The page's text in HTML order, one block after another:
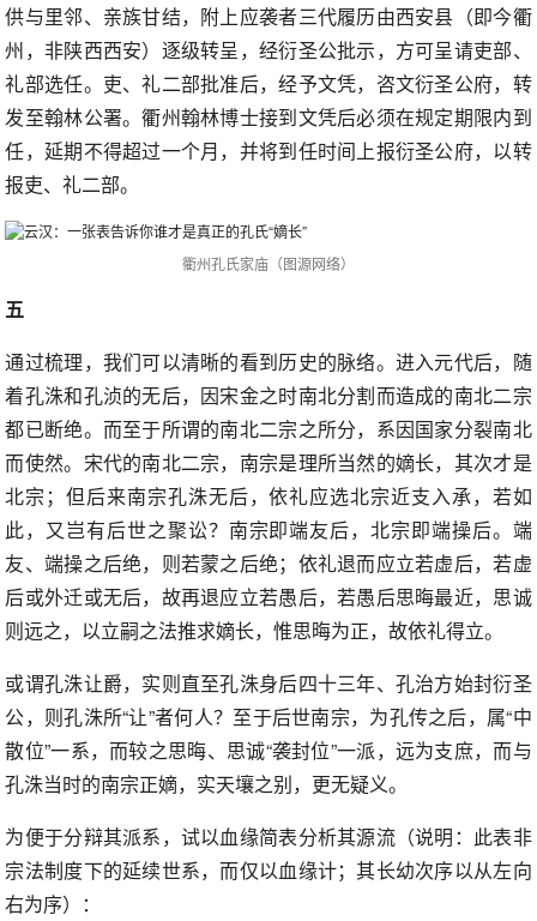
供与里邻、亲族甘结，附上应袭者三代履历由西安县（即今衢
州，非陕西西安）逐级转呈，经衍圣公批示，方可呈请吏部、
礼部选任。吏、礼二部批准后，经予文凭，咨文衍圣公府，转
发至翰林公署。衢州翰林博士接到文凭后必须在规定期限内到
任，延期不得超过一个月，并将到任时间上报衍圣公府，以转
报吏、礼二部。
衢州孔氏家庙（图源网络）
五
通过梳理，我们可以清晰的看到历史的脉络。进入元代后，随
着孔洙和孔浈的无后，因宋金之时南北分割而造成的南北二宗
都已断绝。而至于所谓的南北二宗之所分，系因国家分裂南北
而使然。宋代的南北二宗，南宗是理所当然的嫡长，其次才是
北宗；但后来南宗孔洙无后，依礼应选北宗近支入承，若如
此，又岂有后世之聚讼？南宗即端友后，北宗即端操后。端
友、端操之后绝，则若蒙之后绝；依礼退而应立若虚后，若虚
后或外迁或无后，故再退应立若愚后，若愚后思晦最近，思诚
则远之，以立嗣之法推求嫡长，惟思晦为正，故依礼得立。
或谓孔洙让爵，实则直至孔洙身后四十三年、孔治方始封衍圣
公，则孔洙所“让”者何人？至于后世南宗，为孔传之后，属“中
散位”一系，而较之思晦、思诚“袭封位”一派，远为支庶，而与
孔洙当时的南宗正嫡，实天壤之别，更无疑义。
为便于分辩其派系，试以血缘简表分析其源流（说明：此表非
宗法制度下的延续世系，而仅以血缘计；其长幼次序以从左向
右为序）：